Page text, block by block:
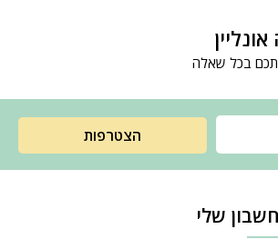
בכל שאלה
הצטרפות
שלי